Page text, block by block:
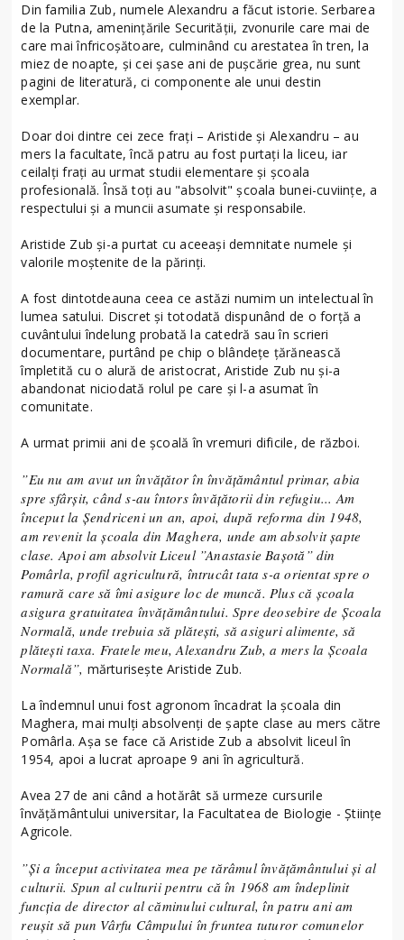
Din familia Zub, numele Alexandru a făcut istorie. Serbarea
de la Putna, ameninţările Securităţii, zvonurile care mai de
care mai înfricoşătoare, culminând cu arestatea în tren, la
miez de noapte, şi cei şase ani de puşcărie grea, nu sunt
pagini de literatură, ci componente ale unui destin
exemplar.
Doar doi dintre cei zece fraţi – Aristide şi Alexandru – au
mers la facultate, încă patru au fost purtaţi la liceu, iar
ceilalţi fraţi au urmat studii elementare şi şcoala
profesională. Însă toţi au "absolvit" şcoala bunei-cuviinţe, a
respectului şi a muncii asumate şi responsabile.
Aristide Zub și-a purtat cu aceeași demnitate numele și
valorile moștenite de la părinți.
A fost dintotdeauna ceea ce astăzi numim un intelectual în
lumea satului. Discret și totodată dispunând de o forță a
cuvântului îndelung probată la catedră sau în scrieri
documentare, purtând pe chip o blândețe țărănească
împletită cu o alură de aristocrat, Aristide Zub nu și-a
abandonat niciodată rolul pe care și l-a asumat în
comunitate.
A urmat primii ani de școală în vremuri dificile, de război.
”Eu nu am avut un învățător în învățământul primar, abia
spre sfârșit, când s-au întors învățătorii din refugiu... Am
început la Șendriceni un an, apoi, după reforma din 1948,
am revenit la școala din Maghera, unde am absolvit șapte
clase. Apoi am absolvit Liceul ”Anastasie Bașotă” din
Pomârla, profil agricultură, întrucât tata s-a orientat spre o
ramură care să îmi asigure loc de muncă. Plus că școala
asigura gratuitatea învățământului. Spre deosebire de Școala
Normală, unde trebuia să plătești, să asiguri alimente, să
plătești taxa. Fratele meu, Alexandru Zub, a mers la Școala
Normală”, mărturisește Aristide Zub.
La îndemnul unui fost agronom încadrat la școala din
Maghera, mai mulți absolvenți de șapte clase au mers către
Pomârla. Așa se face că Aristide Zub a absolvit liceul în
1954, apoi a lucrat aproape 9 ani în agricultură.
Avea 27 de ani când a hotărât să urmeze cursurile
învățământului universitar, la Facultatea de Biologie - Științe
Agricole.
”Și a început activitatea mea pe tărâmul învățământului și al
culturii. Spun al culturii pentru că în 1968 am îndeplinit
funcția de director al căminului cultural, în patru ani am
reușit să pun Vârfu Câmpului în fruntea tuturor comunelor